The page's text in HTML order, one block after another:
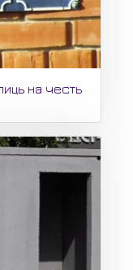
на честь